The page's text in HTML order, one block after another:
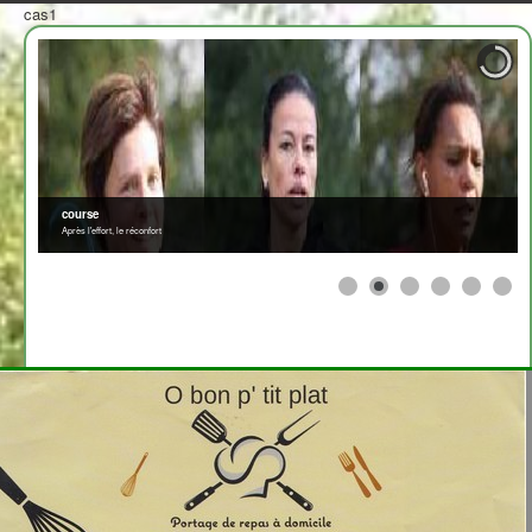
cas1
course
Après l'effort, le réconfort
≡
x